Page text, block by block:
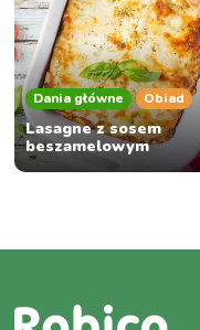
Dania główne Obiad
Lasagne z sosem
beszamelowym